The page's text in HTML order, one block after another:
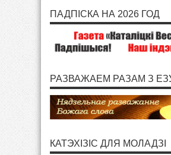
ПАДПІСКА НА 2026 ГОД
РАЗВАЖАЕМ РАЗАМ З
КАТЭХІЗІС ДЛЯ МОЛАДЗІ